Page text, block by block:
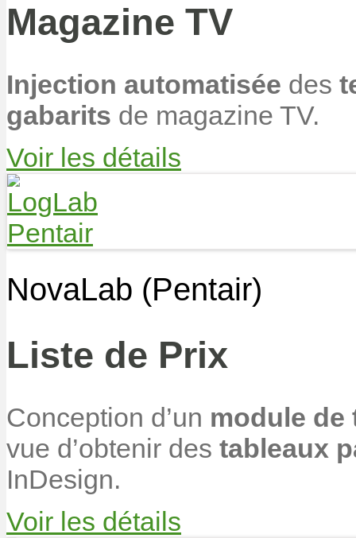
Magazine TV
Injection automatisée des
gabarits de magazine TV.
Voir les détails
NovaLab (Pentair)
Liste de Prix
Conception d’un module de
vue d’obtenir des tableaux
InDesign.
Voir les détails